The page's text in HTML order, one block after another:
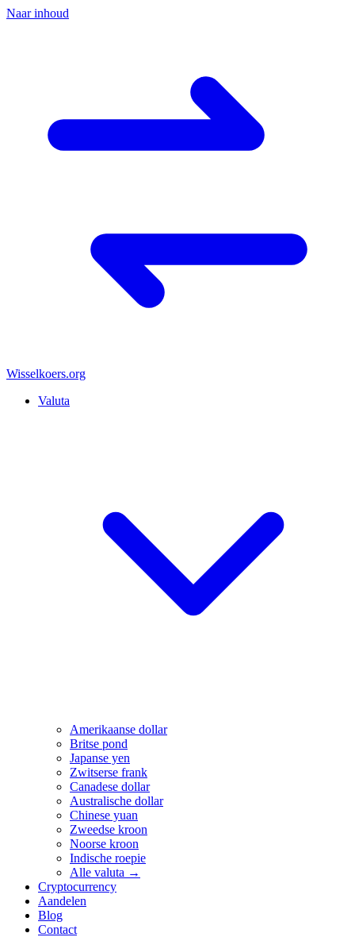
Naar inhoud
Wisselkoers.org
Valuta
Amerikaanse dollar
Britse pond
Japanse yen
Zwitserse frank
Canadese dollar
Australische dollar
Chinese yuan
Zweedse kroon
Noorse kroon
Indische roepie
Alle valuta →
Cryptocurrency
Aandelen
Blog
Contact